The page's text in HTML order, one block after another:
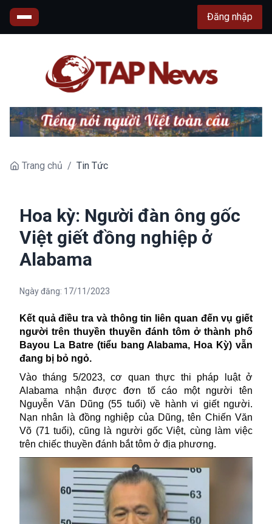
Đăng nhập
Trang chủ / Tin Tức
Hoa kỳ: Người đàn ông gốc
Việt giết đồng nghiệp ở
Alabama
Ngày đăng: 17/11/2023
Kết quả điều tra và thông tin liên quan đến vụ giết
người trên thuyền thuyền đánh tôm ở thành phố
Bayou La Batre (tiểu bang Alabama, Hoa Kỳ) vẫn
đang bị bỏ ngỏ.
Vào tháng 5/2023, cơ quan thực thi pháp luật ở
Alabama nhận được đơn tố cáo một người tên
Nguyễn Văn Dũng (55 tuổi) về hành vi giết người.
Nạn nhân là đồng nghiệp của Dũng, tên Chiến Văn
Võ (71 tuổi), cũng là người gốc Việt, cùng làm việc
trên chiếc thuyền đánh bắt tôm ở địa phương.